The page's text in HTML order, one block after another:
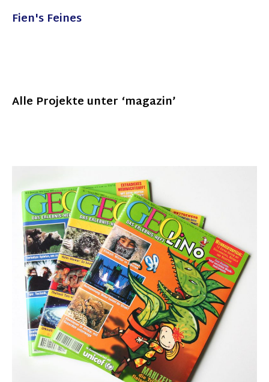
Fien's Feines
Alle Projekte unter ‘magazin’